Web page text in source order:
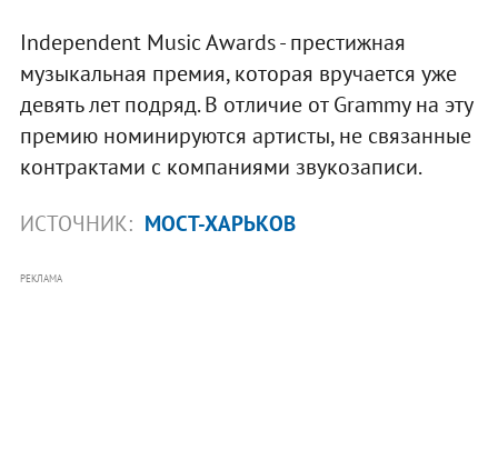
Independent Music Awards - престижная
музыкальная премия, которая вручается уже
девять лет подряд. В отличие от Grammy на эту
премию номинируются артисты, не связанные
контрактами с компаниями звукозаписи.
ИСТОЧНИК: МОСТ-ХАРЬКОВ
РЕКЛАМА